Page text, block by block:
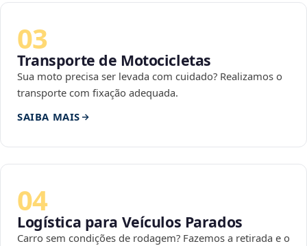
03
Transporte de Motocicletas
Sua moto precisa ser levada com cuidado? Realizamos o
transporte com fixação adequada.
SAIBA MAIS
04
Logística para Veículos Parados
Carro sem condições de rodagem? Fazemos a retirada e o